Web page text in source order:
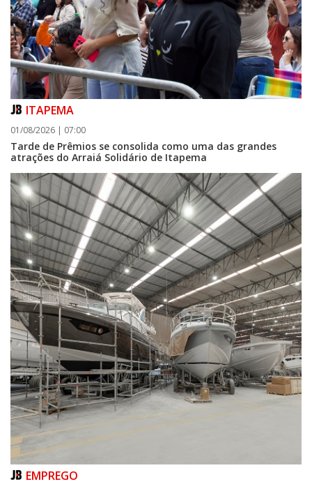
06/08/2026 | 07:00
Camboriú: exposição de arte transforma o Paço Municipal em um espaço
de cultura
ITAPEMA
01/08/2026 | 07:00
Tarde de Prêmios se consolida como uma das grandes
atrações do Arraiá Solidário de Itapema
EMPREGO